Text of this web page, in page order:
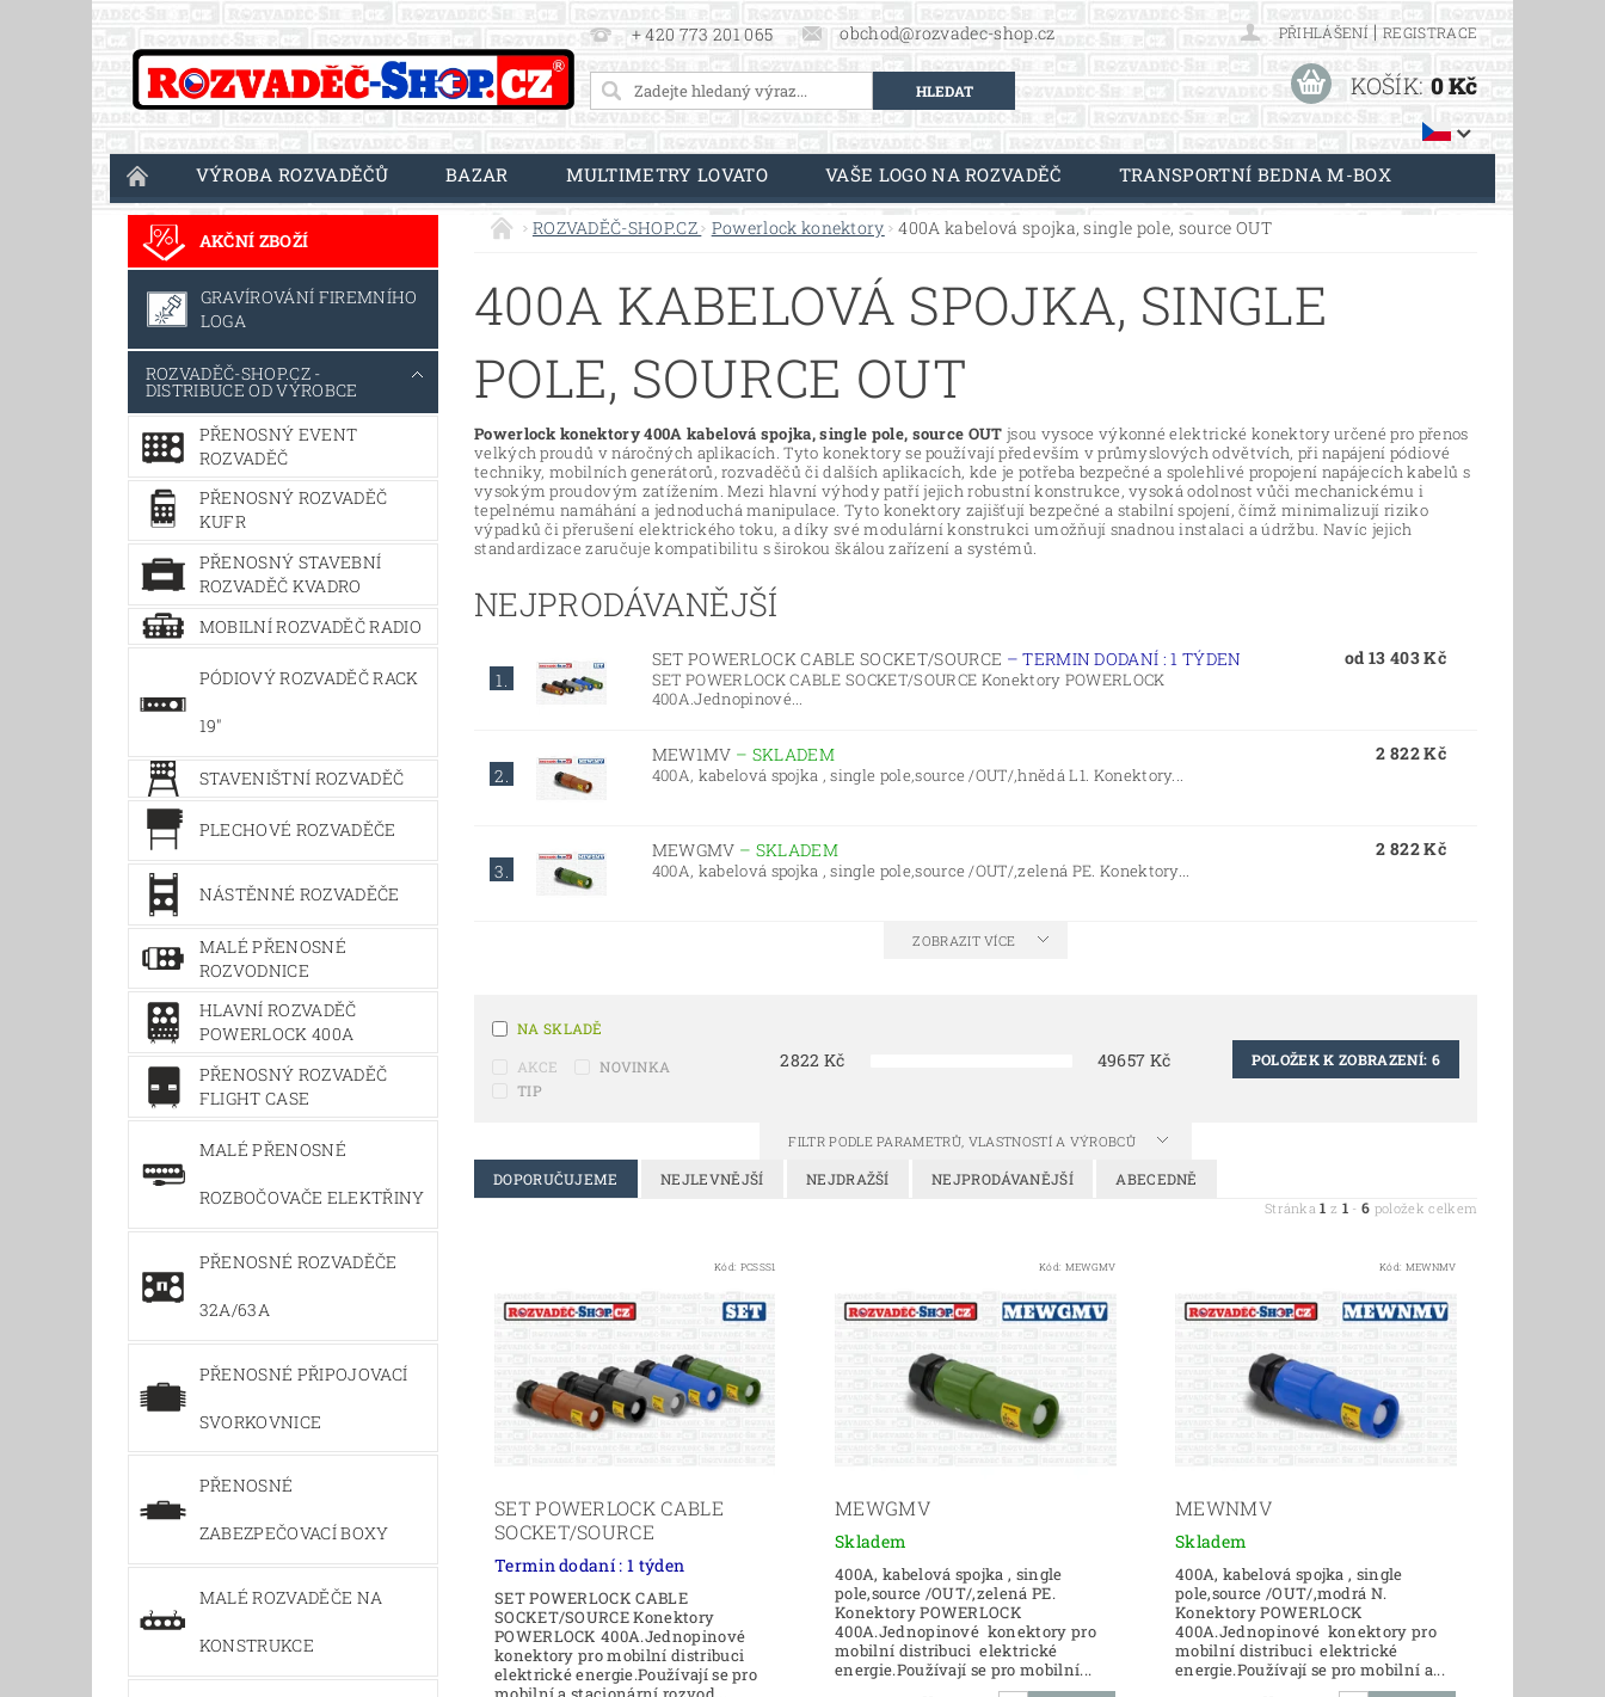
+ 420 773 201 065 obchod@rozvadec-shop.cz PŘIHLÁŠENÍ | REGISTRACE
KOŠÍK: 0 Kč
VÝROBA ROZVADĚČŮ BAZAR MULTIMETRY LOVATO VAŠE LOGO NA ROZVADĚČ TRANSPORTNÍ BEDNA M-BOX
AKČNÍ ZBOŽÍ
GRAVÍROVÁNÍ FIREMNÍHO
LOGA
ROZVADĚČ-SHOP.CZ -
DISTRIBUCE OD VÝROBCE
PŘENOSNÝ EVENT
ROZVADĚČ
PŘENOSNÝ ROZVADĚČ
KUFR
PŘENOSNÝ STAVEBNÍ
ROZVADĚČ KVADRO
MOBILNÍ ROZVADĚČ RADIO
PÓDIOVÝ ROZVADĚČ RACK
19"
STAVENIŠTNÍ ROZVADĚČ
PLECHOVÉ ROZVADĚČE
NÁSTĚNNÉ ROZVADĚČE
MALÉ PŘENOSNÉ
ROZVODNICE
HLAVNÍ ROZVADĚČ
POWERLOCK 400A
PŘENOSNÝ ROZVADĚČ
FLIGHT CASE
MALÉ PŘENOSNÉ
ROZBOČOVAČE ELEKTŘINY
PŘENOSNÉ ROZVADĚČE
32A/63A
PŘENOSNÉ PŘIPOJOVACÍ
SVORKOVNICE
PŘENOSNÉ
ZABEZPEČOVACÍ BOXY
MALÉ ROZVADĚČE NA
KONSTRUKCE
ROZVADĚČ-SHOP.CZ Powerlock konektory 400A kabelová spojka, single pole, source OUT
400A KABELOVÁ SPOJKA, SINGLE
POLE, SOURCE OUT
Powerlock konektory 400A kabelová spojka, single pole, source OUT jsou vysoce výkonné elektrické konektory určené pro přenos
velkých proudů v náročných aplikacích. Tyto konektory se používají především v průmyslových odvětvích, při napájení pódiové
techniky, mobilních generátorů, rozvaděčů či dalších aplikacích, kde je potřeba bezpečné a spolehlivé propojení napájecích kabelů s
vysokým proudovým zatížením. Mezi hlavní výhody patří jejich robustní konstrukce, vysoká odolnost vůči mechanickému i
tepelnému namáhání a jednoduchá manipulace. Tyto konektory zajišťují bezpečné a stabilní spojení, čímž minimalizují riziko
výpadků či přerušení elektrického toku, a díky své modulární konstrukci umožňují snadnou instalaci a údržbu. Navíc jejich
standardizace zaručuje kompatibilitu s širokou škálou zařízení a systémů.
NEJPRODÁVANĚJŠÍ
1.
SET POWERLOCK CABLE SOCKET/SOURCE –TERMIN DODANÍ : 1 TÝDEN
SET POWERLOCK CABLE SOCKET/SOURCE Konektory POWERLOCK
400A.Jednopinové...
od 13 403 Kč
2.
MEW1MV – SKLADEM
400A, kabelová spojka , single pole,source /OUT/,hnědá L1. Konektory...
2 822 Kč
3.
MEWGMV – SKLADEM
400A, kabelová spojka , single pole,source /OUT/,zelená PE. Konektory...
2 822 Kč
ZOBRAZIT VÍCE
NA SKLADĚ
AKCE
NOVINKA
TIP
2822 Kč 49657 Kč POLOŽEK K ZOBRAZENÍ: 6
FILTR PODLE PARAMETRŮ, VLASTNOSTÍ A VÝROBCŮ
DOPORUČUJEME NEJLEVNĚJŠÍ NEJDRAŽŠÍ NEJPRODÁVANĚJŠÍ ABECEDNĚ
Stránka1 z 1 -6 položek celkem
Kód: PCSSS1
SET POWERLOCK CABLE
SOCKET/SOURCE
Termin dodaní : 1 týden
SET POWERLOCK CABLE
SOCKET/SOURCE Konektory
POWERLOCK 400A.Jednopinové
konektory pro mobilní distribuci
elektrické energie.Používají se pro
Kód: MEWGMV
MEWGMV
Skladem
400A, kabelová spojka , single
pole,source /OUT/,zelená PE.
Konektory POWERLOCK
400A.Jednopinové konektory pro
mobilní distribuci elektrické
energie.Používají se pro mobilní...
Kód: MEWNMV
MEWNMV
Skladem
400A, kabelová spojka , single
pole,source /OUT/,modrá N.
Konektory POWERLOCK
400A.Jednopinové konektory pro
mobilní distribuci elektrické
energie.Používají se pro mobilní a...